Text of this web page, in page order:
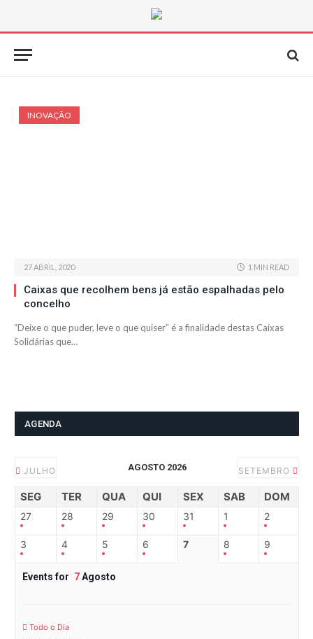
INOVAÇÃO
27 ABRIL, 2020 1 MIN READ
Caixas que recolhem bens já estão espalhadas pelo
concelho
“Deixe o que puder, leve o que quiser” é a finalidade destas Caixas
Solidárias que…
AGENDA
JULHO AGOSTO 2026 SETEMBRO
SEG TER QUA QUI SEX SAB DOM
27 28 29 30 31 1 2
3 4 5 6 7 8 9
Events for 7Agosto
Todo o Dia